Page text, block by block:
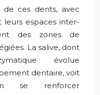
de ces dents, avec
leurs espaces inter-
des zones de
La salive, dont
évolue
dentaire, voit
se renforcer